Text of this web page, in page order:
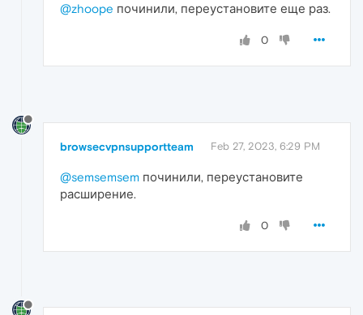
@zhoope починили, переустановите еще раз.
0
browsecvpnsupportteam Feb 27, 2023, 6:29 PM
@semsemsem починили, переустановите
расширение.
0